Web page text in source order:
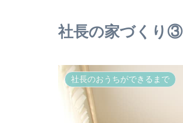
社長の家づくり③
社長のおうちができるまで